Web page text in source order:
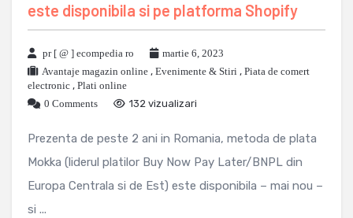
este disponibila si pe platforma Shopify
pr [ @ ] ecompedia ro
martie 6, 2023
Avantaje magazin online , Evenimente & Stiri , Piata de comert
electronic , Plati online
0 Comments
132 vizualizari
Prezenta de peste 2 ani in Romania, metoda de plata
Mokka (liderul platilor Buy Now Pay Later/BNPL din
Europa Centrala si de Est) este disponibila – mai nou –
si ...